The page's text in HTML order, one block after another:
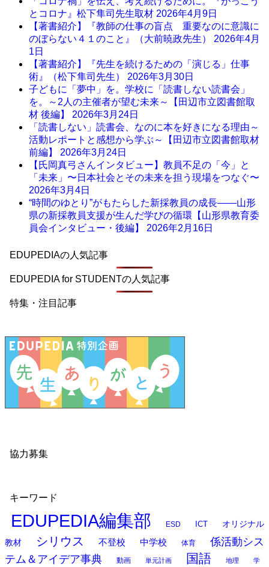
とコロナ』松下隼司先生取材 2026年4月9日
【著書紹介】『教師の仕事の盲点 重要なのに意識に
のぼらない４１のこと』（大前暁政先生） 2026年4月
1日
【著書紹介】『先生を続けるための「演じる」仕事
術』（松下隼司先生） 2026年3月30日
子どもに「夢中」を。学校に「読書しない読書会」
を。～2人の主催者が望む未来～【田辺市立図書館取
材 後編】 2026年3月24日
「読書しない」読書会、なのに本を好きになる理由～
活動レポートと感想から学ぶ～【田辺市立図書館取材
前編】 2026年3月24日
【氏岡真弓さんインタビュー】教員不足の「今」と
「未来」〜日本社会とその未来を担う現場をつなぐ〜
2026年3月4日
“時間のゆとり”がもたらした新採教員の成長――山形
県の新採教員支援が生んだ学びの循環【山形県教育委
員会インタビュー・後編】 2026年2月16日
EDUPEDIAの人気記事
EDUPEDIA for STUDENTの人気記事
特集・注目記事
協力募集
キーワード
EDUPEDIA編集部 ESD ICT
オリジナル
教材
シリウス 不登校 中学校 体育
係活動シス
テム＆アイデア事典
動画 単元計画 国語 地理 学